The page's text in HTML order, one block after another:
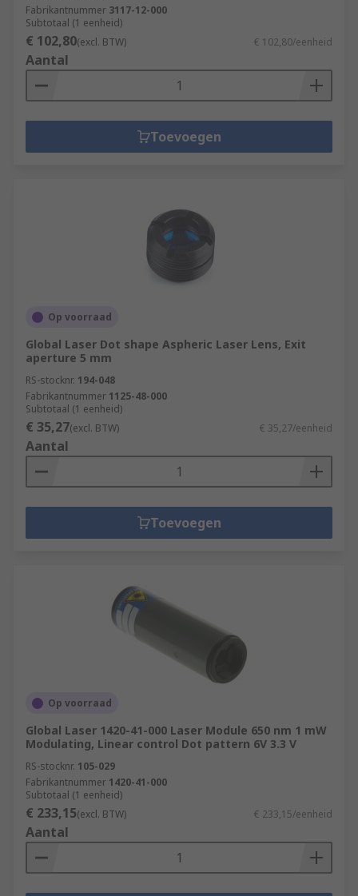
Fabrikantnummer 3117-12-000
Subtotaal (1 eenheid)
€ 102,80(excl. BTW) € 102,80/eenheid
Aantal
Toevoegen
Op voorraad
Global Laser Dot shape Aspheric Laser Lens, Exit
aperture 5 mm
RS-stocknr. 194-048
Fabrikantnummer 1125-48-000
Subtotaal (1 eenheid)
€ 35,27(excl. BTW) € 35,27/eenheid
Aantal
Toevoegen
Op voorraad
Global Laser 1420-41-000 Laser Module 650 nm 1 mW
Modulating, Linear control Dot pattern 6V 3.3 V
RS-stocknr. 105-029
Fabrikantnummer 1420-41-000
Subtotaal (1 eenheid)
€ 233,15(excl. BTW) € 233,15/eenheid
Aantal